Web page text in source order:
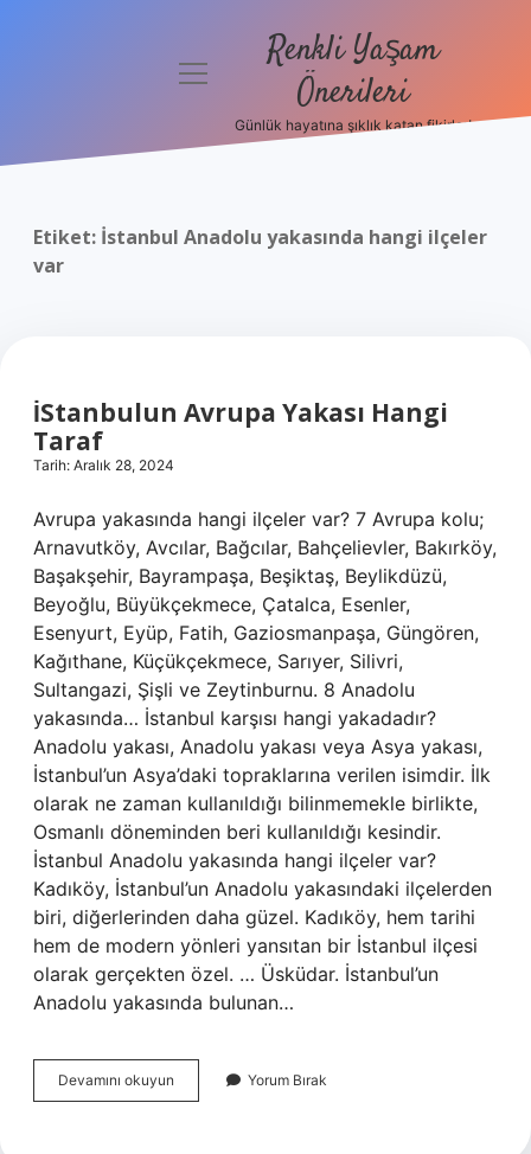
Politikası
menüyü
Renkli Yaşam
Önerileri
Günlük hayatına şıklık katan fikirler!
Etiket: İstanbul Anadolu yakasında hangi ilçeler
var
İStanbulun Avrupa Yakası Hangi
Taraf
Tarih: Aralık 28, 2024
Avrupa yakasında hangi ilçeler var? 7 Avrupa kolu;
Arnavutköy, Avcılar, Bağcılar, Bahçelievler, Bakırköy,
Başakşehir, Bayrampaşa, Beşiktaş, Beylikdüzü,
Beyoğlu, Büyükçekmece, Çatalca, Esenler,
Esenyurt, Eyüp, Fatih, Gaziosmanpaşa, Güngören,
Kağıthane, Küçükçekmece, Sarıyer, Silivri,
Sultangazi, Şişli ve Zeytinburnu. 8 Anadolu
yakasında… İstanbul karşısı hangi yakadadır?
Anadolu yakası, Anadolu yakası veya Asya yakası,
İstanbul’un Asya’daki topraklarına verilen isimdir. İlk
olarak ne zaman kullanıldığı bilinmemekle birlikte,
Osmanlı döneminden beri kullanıldığı kesindir.
İstanbul Anadolu yakasında hangi ilçeler var?
Kadıköy, İstanbul’un Anadolu yakasındaki ilçelerden
biri, diğerlerinden daha güzel. Kadıköy, hem tarihi
hem de modern yönleri yansıtan bir İstanbul ilçesi
olarak gerçekten özel. … Üsküdar. İstanbul’un
Anadolu yakasında bulunan…
Devamını okuyun İStanbulun
Avrupa
Yorum Bırak